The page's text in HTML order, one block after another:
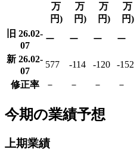
万
円)
万
円)
万
円)
万
円)
旧 26.02-
07
ー ー ー ー
新 26.02-
07
577 -114 -120 -152
修正率
－ － － －
今期の業績予想
上期業績